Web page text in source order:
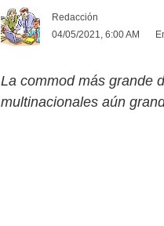
Redacción
04/05/2021, 6:00 AM
La commod más grande
multinacionales aún